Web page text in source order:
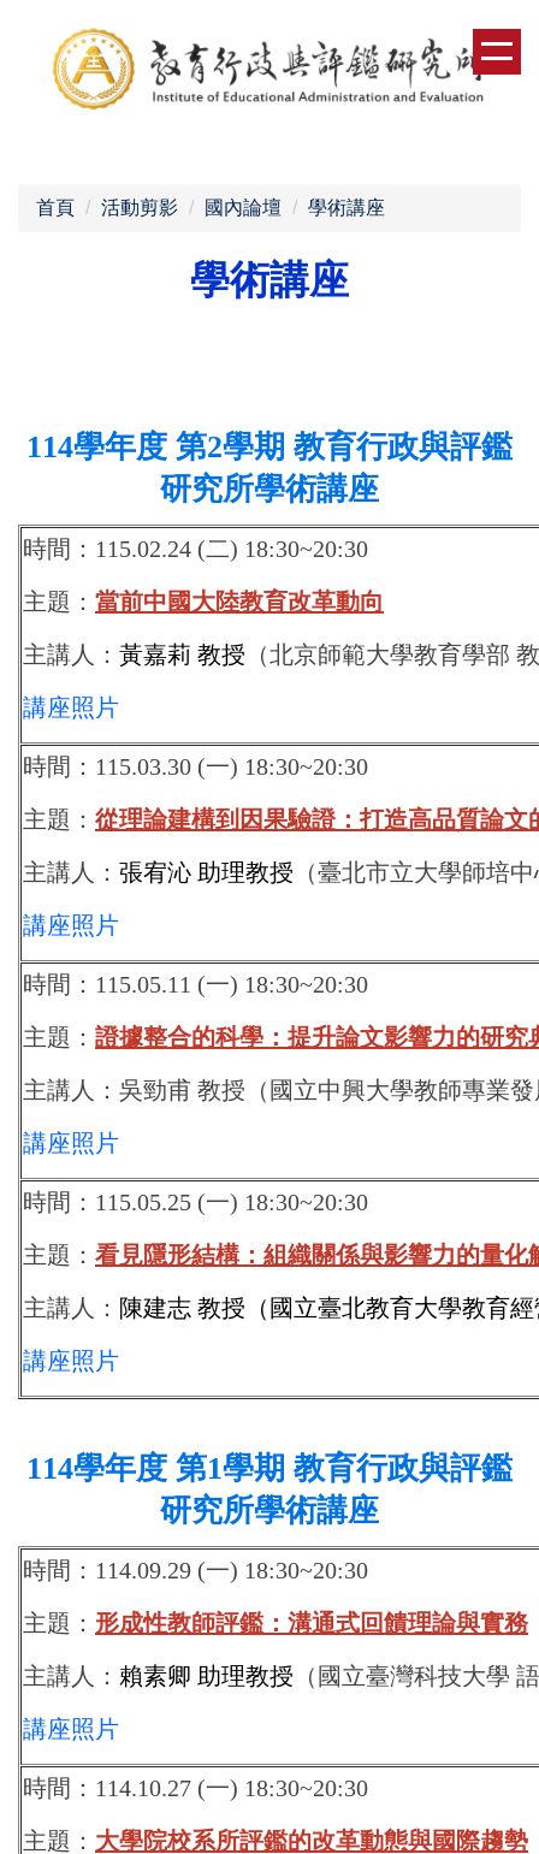
首頁 活動剪影 國內論壇 學術講座
學術講座
114學年度 第2學期 教育行政與評鑑
研究所學術講座
時間：115.02.24 (二) 18:30~20:30
主題： 當前中國大陸教育改革動向
主講人： 黃嘉莉 教授 （北京師範大學教育學部
講座照片
時間：115.03.30 (一) 18:30~20:30
主題： 從理論建構到因果驗證：打造高品質論文
主講人： 張宥沁 助理教授 （臺北市立大學師培中
講座照片
時間：115.05.11 (一) 18:30~20:30
主題： 證據整合的科學：提升論文影響力的研究
主講人： 吳勁甫 教授 （國立中興大學教師專業
講座照片
時間：115.05.25 (一) 18:30~20:30
主題： 看見隱形結構：組織關係與影響力的量化
主講人： 陳建志 教授 （國立臺北教育大學教育
講座照片
114學年度 第1學期 教育行政與評鑑
研究所學術講座
時間：114.09.29 (一) 18:30~20:30
主題： 形成性教師評鑑：溝通式回饋理論與實務
主講人： 賴素卿 助理教授 （國立臺灣科技大學
講座照片
時間：114.10.27 (一) 18:30~20:30
主題： 大學院校系所評鑑的改革動態與國際趨勢